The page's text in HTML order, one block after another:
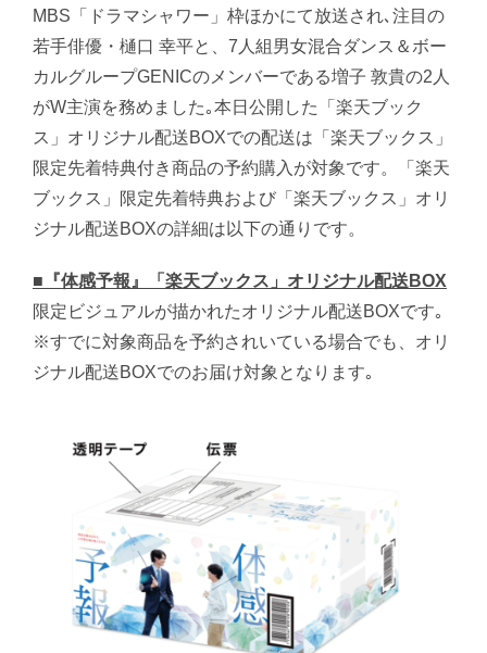
MBS「ドラマシャワー」枠ほかにて放送され､注目の
若手俳優・樋口 幸平と、7人組男女混合ダンス＆ボー
カルグループGENICのメンバーである増子 敦貴の2人
がW主演を務めました｡本日公開した「楽天ブック
ス」オリジナル配送BOXでの配送は「楽天ブックス」
限定先着特典付き商品の予約購入が対象です。「楽天
ブックス」限定先着特典および「楽天ブックス」オリ
ジナル配送BOXの詳細は以下の通りです。
■『体感予報』「楽天ブックス」オリジナル配送BOX
限定ビジュアルが描かれたオリジナル配送BOXです｡
※すでに対象商品を予約されいている場合でも、オリ
ジナル配送BOXでのお届け対象となります｡